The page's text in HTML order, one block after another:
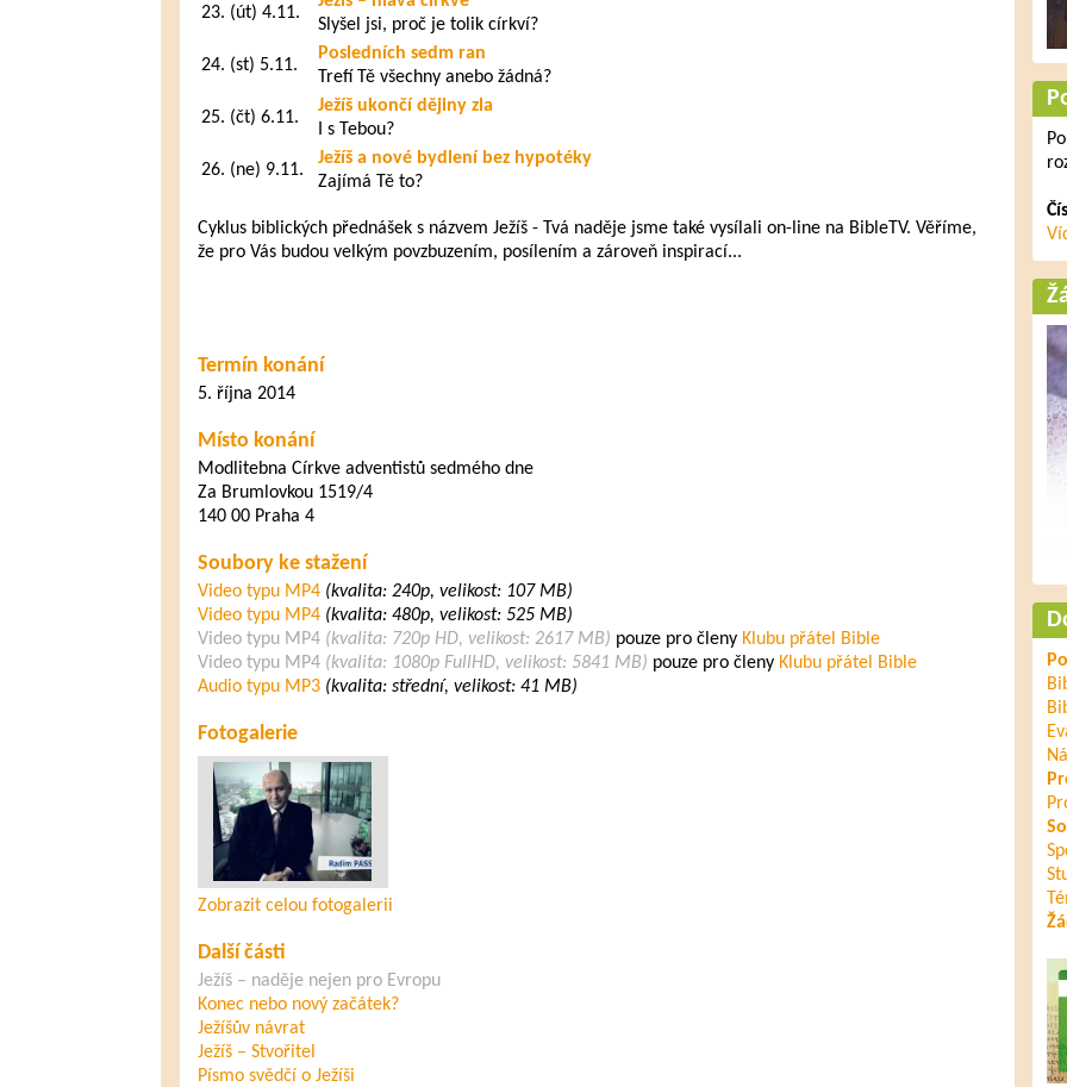
23. (út) 4.11.
Slyšel jsi, proč je tolik církví?
24. (st) 5.11.
Posledních sedm ran
Trefí Tě všechny anebo žádná?
25. (čt) 6.11.
Ježíš ukončí dějiny zla
I s Tebou?
26. (ne) 9.11.
Ježíš a nové bydlení bez hypotéky
Zajímá Tě to?
Cyklus biblických přednášek s názvem Ježíš - Tvá naděje jsme také vysílali on-line na BibleTV. Věříme,
že pro Vás budou velkým povzbuzením, posílením a zároveň inspirací...
Termín konání
5. října 2014
Místo konání
Modlitebna Církve adventistů sedmého dne
Za Brumlovkou 1519/4
140 00 Praha 4
Soubory ke stažení
Video typu MP4 (kvalita: 240p, velikost: 107 MB)
Video typu MP4 (kvalita: 480p, velikost: 525 MB)
Video typu MP4 (kvalita: 720p HD, velikost: 2617 MB) pouze pro členy Klubu přátel Bible
Video typu MP4 (kvalita: 1080p FullHD, velikost: 5841 MB) pouze pro členy Klubu přátel Bible
Audio typu MP3 (kvalita: střední, velikost: 41 MB)
Fotogalerie
Zobrazit celou fotogalerii
Další části
Ježíš – naděje nejen pro Evropu
Konec nebo nový začátek?
Ježíšův návrat
Ježíš – Stvořitel
Písmo svědčí o Ježíši